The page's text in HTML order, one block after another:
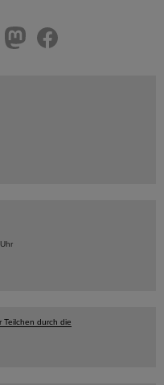
Teilchen durch die